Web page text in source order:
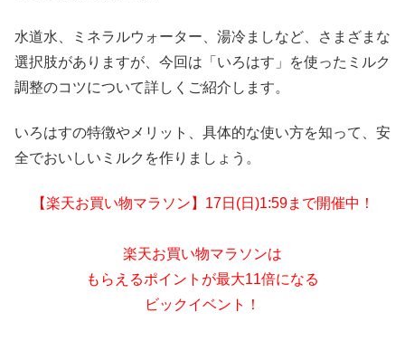
水道水、ミネラルウォーター、湯冷ましなど、さまざまな
選択肢がありますが、今回は「いろはす」を使ったミルク
調整のコツについて詳しくご紹介します。
いろはすの特徴やメリット、具体的な使い方を知って、安
全でおいしいミルクを作りましょう。
【楽天お買い物マラソン】17日(日)1:59まで開催中！
楽天お買い物マラソンは
もらえるポイントが最大11倍になる
ビックイベント！